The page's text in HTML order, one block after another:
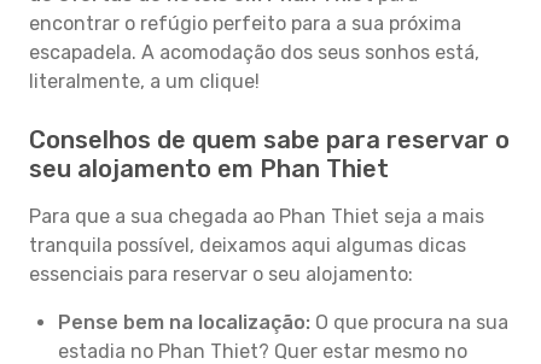
encontrar o refúgio perfeito para a sua próxima
escapadela. A acomodação dos seus sonhos está,
literalmente, a um clique!
Conselhos de quem sabe para reservar o
seu alojamento em Phan Thiet
Para que a sua chegada ao Phan Thiet seja a mais
tranquila possível, deixamos aqui algumas dicas
essenciais para reservar o seu alojamento:
Pense bem na localização: O que procura na sua
estadia no Phan Thiet? Quer estar mesmo no